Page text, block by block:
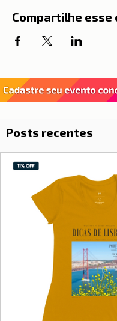
Compartilhe esse
Posts recentes